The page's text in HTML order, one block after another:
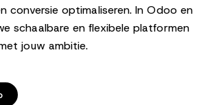
conversie optimaliseren. In Odoo en
schaalbare en flexibele platformen
jouw ambitie.